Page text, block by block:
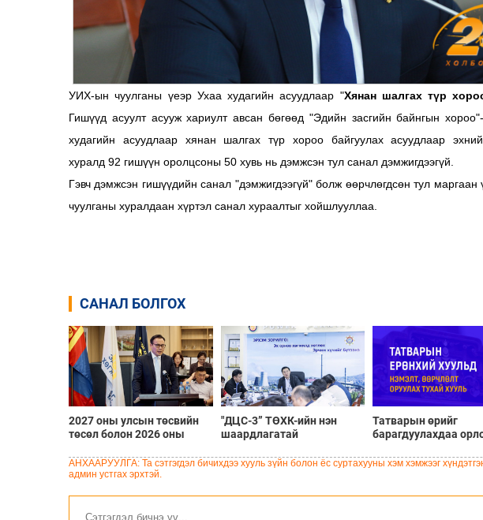
УИХ-ын чуулганы үеэр Ухаа худагийн асуудлаар "Хянан шалгах түр
Гишүүд асуулт асууж хариулт авсан бөгөөд "Эдийн засгийн байнгын
худагийн асуудлаар хянан шалгах түр хороо байгуулах асуудлаар
хуралд 92 гишүүн оролцсоны 50 хувь нь дэмжсэн тул санал дэмжигдээгүй.
Гэвч дэмжсэн гишүүдийн санал "дэмжигдээгүй" болж өөрчлөгдсөн тул
чуулганы хуралдаан хүртэл санал хураалтыг хойшлууллаа.
САНАЛ БОЛГОХ
2027 оны улсын төсвийн
төсөл болон 2026 оны
төслийн олон нийтийн
хэлэлцүүлэг боллоо
"ДЦС-3” ТӨХК-ийн нэн
шаардлагатай
шинэчлэлийн төсвийг
Татварын өрийг
барагдуулахдаа
үлдээхээр
АНХААРУУЛГА: Та сэтгэгдэл бичихдээ хууль зүйн болон ёс суртахууны хэм хэмжээг
админ устгах эрхтэй.